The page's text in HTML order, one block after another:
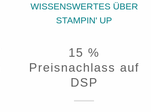
WISSENSWERTES ÜBER
STAMPIN' UP
15 %
Preisnachlass auf
DSP